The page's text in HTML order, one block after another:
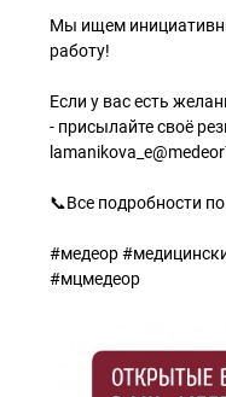
Мы ищем
работу!
Если у вас есть
- присылайте своё
📞Все подробности
#медеор
#мцмедеор